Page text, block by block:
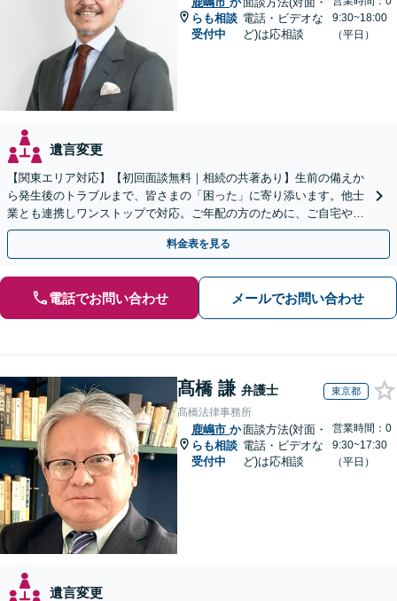
らも相談
受付中
電話・ビデオな
ど)は応相談
9:30~18:00
（平日）
遺言変更
【関東エリア対応】【初回面談無料｜相続の共著あり】生前の備えか
ら発生後のトラブルまで、皆さまの「困った」に寄り添います。他士
業とも連携しワンストップで対応。ご年配の方のために、ご自宅やご
近所への出張相談も実施【秘密厳守｜休日・夜間相談可】
料金表を見る
電話でお問い合わせ メールでお問い合わせ
髙橋 謙 弁護士 東京都
髙橋法律事務所
鹿嶋市 か
らも相談
受付中
面談方法(対面・
電話・ビデオな
ど)は応相談
営業時間：0
9:30~17:30
（平日）
遺言変更